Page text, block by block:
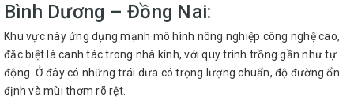
Bình Dương – Đồng Nai:
Khu vực này ứng dụng mạnh mô hình nông nghiệp công nghệ cao,
đặc biệt là canh tác trong nhà kính, với quy trình trồng gần như tự
động. Ở đây có những trái dưa có trọng lượng chuẩn, độ đường ổn
định và mùi thơm rõ rệt.